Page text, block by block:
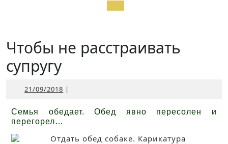
Открыть
Чтобы не расстраивать
супругу
21/09/2018 21/09/2018
|
Семья обедает. Обед явно пересолен и
перегорел…